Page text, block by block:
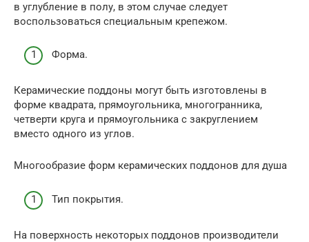
в углубление в полу, в этом случае следует
воспользоваться специальным крепежом.
Форма.
Керамические поддоны могут быть изготовлены в
форме квадрата, прямоугольника, многогранника,
четверти круга и прямоугольника с закруглением
вместо одного из углов.
Многообразие форм керамических поддонов для душа
Тип покрытия.
На поверхность некоторых поддонов производители